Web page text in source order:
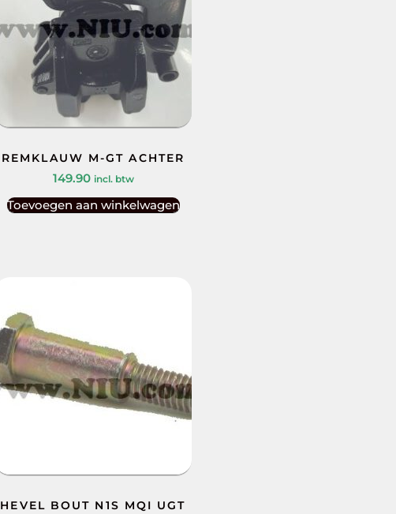
REMKLAUW M-GT ACHTER
149.90 incl. btw
Toevoegen aan winkelwagen
HEVEL BOUT N1S MQI UGT